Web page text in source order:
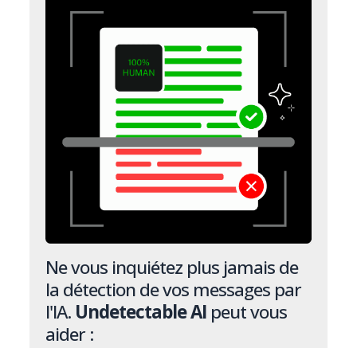
Ne vous inquiétez plus jamais de
la détection de vos messages par
l'IA. Undetectable AI peut vous
aider :